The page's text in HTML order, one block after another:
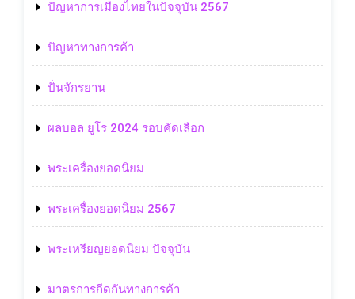
ปัญหาการเมืองไทยในปัจจุบัน 2567
ปัญหาทางการค้า
ปั่นจักรยาน
ผลบอล ยูโร 2024 รอบคัดเลือก
พระเครื่องยอดนิยม
พระเครื่องยอดนิยม 2567
พระเหรียญยอดนิยม ปัจจุบัน
มาตรการกีดกันทางการค้า